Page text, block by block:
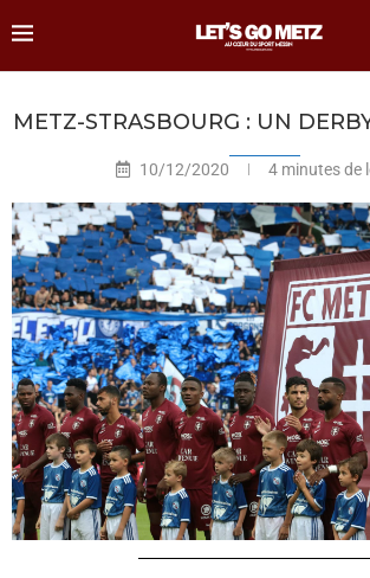
METZ-STRASBOURG : UN
10/12/2020 4 minutes de